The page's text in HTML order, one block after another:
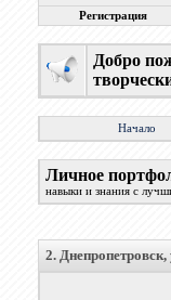
Регистрация
Добро
Начало
Личное
навыки и знания с
2.